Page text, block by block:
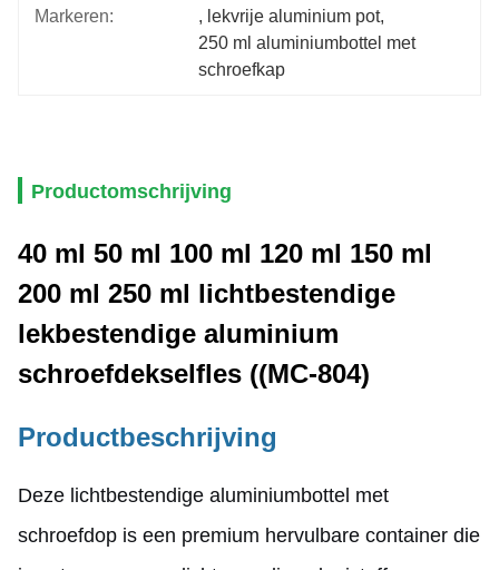
Markeren:
, lekvrije aluminium pot,
250 ml aluminiumbottel met
schroefkap
Productomschrijving
40 ml 50 ml 100 ml 120 ml 150 ml
200 ml 250 ml lichtbestendige
lekbestendige aluminium
schroefdekselfles ((MC-804)
Productbeschrijving
Deze lichtbestendige aluminiumbottel met
schroefdop is een premium hervulbare container die